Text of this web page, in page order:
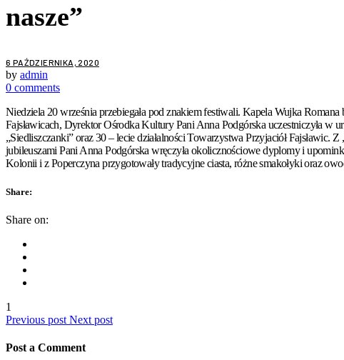
nasze”
6 PAŹDZIERNIKA, 2020
by admin
0 comments
Niedziela 20 września przebiegała pod znakiem festiwali. Kapela Wujka
Fajsławicach, Dyrektor Ośrodka Kultury Pani Anna Podgórska uczestniczyła w
„Siedliszczanki” oraz 30 – lecie działalności Towarzystwa Przyjaciół
jubileuszami Pani Anna Podgórska wręczyła okolicznościowe dyplomy i
Kolonii i z Poperczyna przygotowały tradycyjne ciasta, różne smakołyki oraz
Share:
Share on:
1
Previous post Next post
Post a Comment